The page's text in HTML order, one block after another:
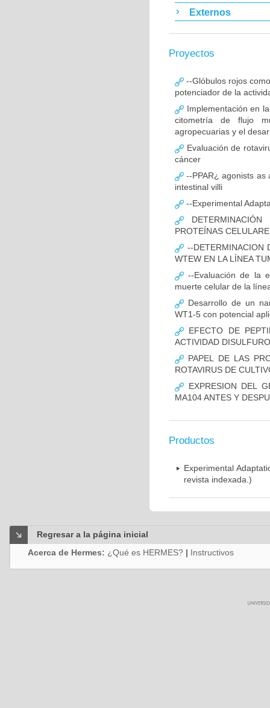
Externos
Proyectos
--Glóbulos rojos
potenciador de la
Implementación en
citometría de flujo
agropecuarias y el
Evaluación de
cáncer
--PPAR¿ agonists as
intestinal villi
--Experimental
PROTEÍNAS
--DETERMINACION
WTEW EN LA LÍNEA
--Evaluación de la
muerte celular de la
Desarrollo de un
WT1-5 con potencial
EFECTO DE
ACTIVIDAD
PAPEL DE LAS
ROTAVIRUS DE
EXPRESION DEL
MA104 ANTES Y
Productos
Experimental
revista indexada.)
Regresar a la página inicial
Acerca de Hermes: ¿Qué es HERMES? | Instructivos